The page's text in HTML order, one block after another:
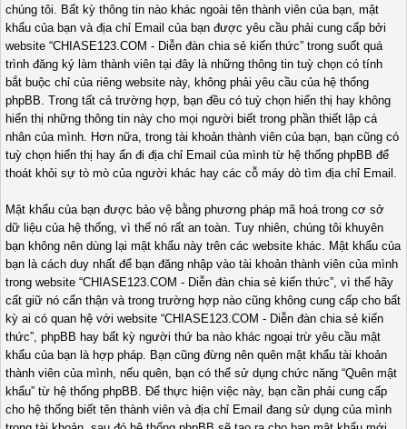
chúng tôi. Bất kỳ thông tin nào khác ngoài tên thành viên của bạn, mật
khẩu của bạn và địa chỉ Email của bạn được yêu cầu phải cung cấp bởi
website “CHIASE123.COM - Diễn đàn chia sẻ kiến thức” trong suốt quá
trình đăng ký làm thành viên tại đây là những thông tin tuỳ chọn có tính
bắt buộc chỉ của riêng website này, không phải yêu cầu của hệ thống
phpBB. Trong tất cả trường hợp, bạn đều có tuỳ chọn hiển thị hay không
hiển thị những thông tin này cho mọi người biết trong phần thiết lập cá
nhân của mình. Hơn nữa, trong tài khoản thành viên của bạn, bạn cũng có
tuỳ chọn hiển thị hay ẩn đi địa chỉ Email của mình từ hệ thống phpBB để
thoát khỏi sự tò mò của người khác hay các cỗ máy dò tìm địa chỉ Email.
Mật khẩu của bạn được bảo vệ bằng phương pháp mã hoá trong cơ sở
dữ liệu của hệ thống, vì thế nó rất an toàn. Tuy nhiên, chúng tôi khuyên
bạn không nên dùng lại mật khẩu này trên các website khác. Mật khẩu của
bạn là cách duy nhất để bạn đăng nhập vào tài khoản thành viên của mình
trong website “CHIASE123.COM - Diễn đàn chia sẻ kiến thức”, vì thế hãy
cất giữ nó cẩn thận và trong trường hợp nào cũng không cung cấp cho bất
kỳ ai có quan hệ với website “CHIASE123.COM - Diễn đàn chia sẻ kiến
thức”, phpBB hay bất kỳ người thứ ba nào khác ngoại trừ yêu cầu mật
khẩu của bạn là hợp pháp. Bạn cũng đừng nên quên mật khẩu tài khoản
thành viên của mình, nếu quên, bạn có thể sử dụng chức năng “Quên mật
khẩu” từ hệ thống phpBB. Để thực hiện việc này, bạn cần phải cung cấp
cho hệ thống biết tên thành viên và địa chỉ Email đang sử dụng của mình